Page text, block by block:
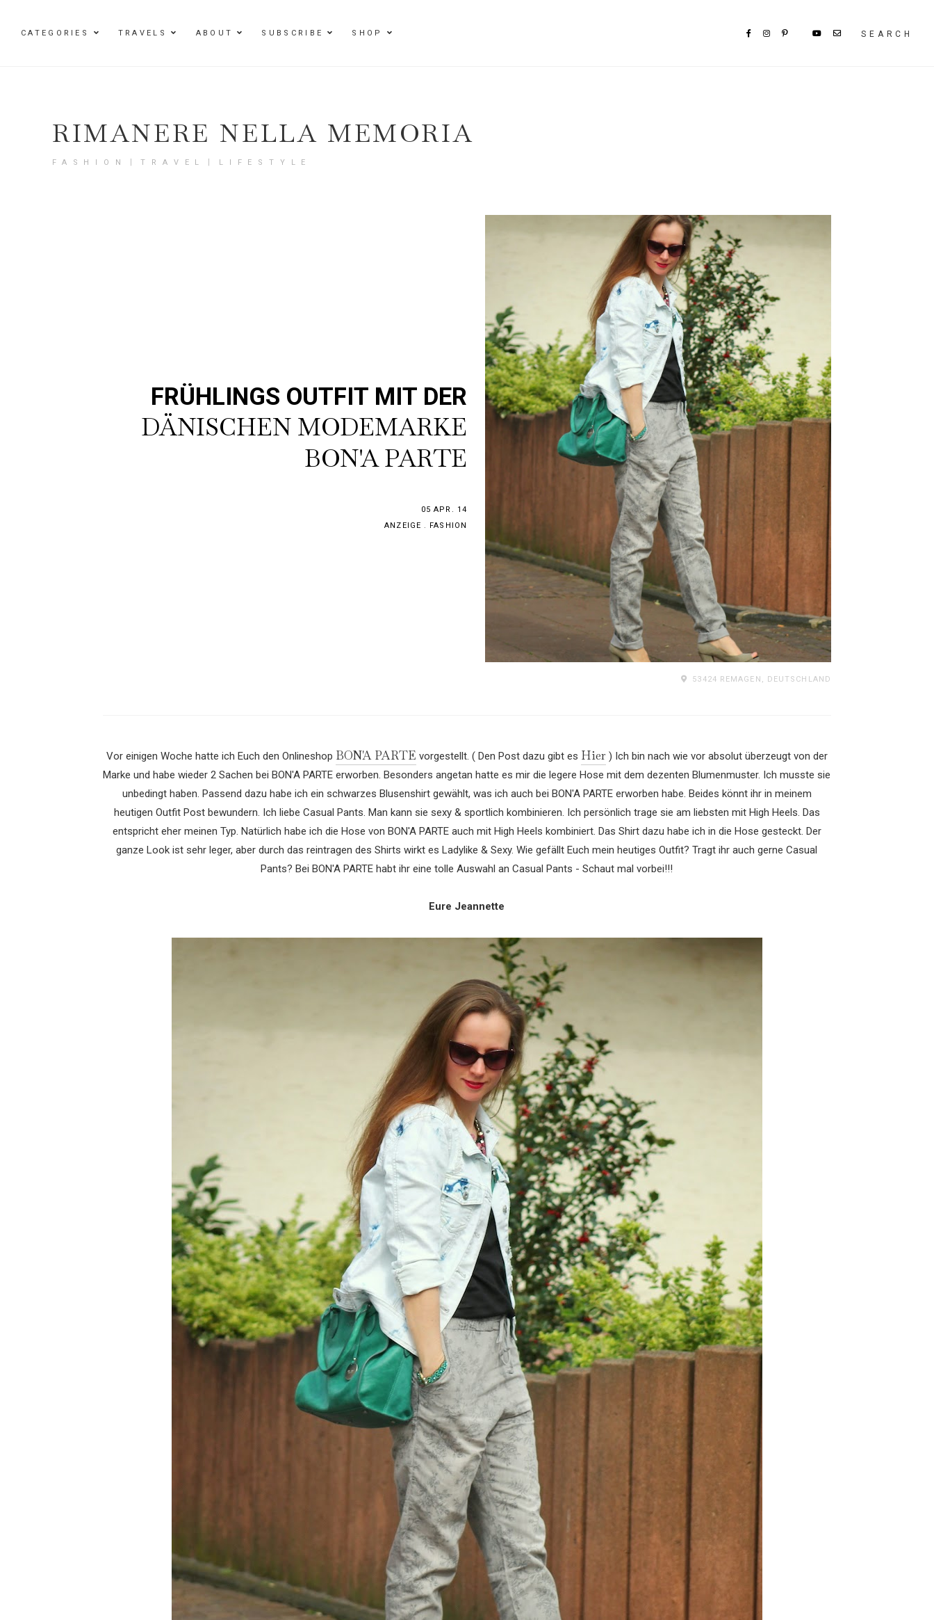
CATEGORIES TRAVELS ABOUT SUBSCRIBE SHOP SEARCH
RIMANERE NELLA MEMORIA
FASHION〡TRAVEL〡LIFESTYLE
FRÜHLINGS OUTFIT MIT DER
DÄNISCHEN MODEMARKE
BON'A PARTE
05 APR. 14
ANZEIGE . FASHION
53424 REMAGEN, DEUTSCHLAND
Vor einigen Woche hatte ich Euch den Onlineshop BON'A PARTE vorgestellt. ( Den Post dazu gibt es Hier ) Ich bin nach wie vor absolut überzeugt von der
Marke und habe wieder 2 Sachen bei BON'A PARTE erworben. Besonders angetan hatte es mir die legere Hose mit dem dezenten Blumenmuster. Ich musste sie
unbedingt haben. Passend dazu habe ich ein schwarzes Blusenshirt gewählt, was ich auch bei BON'A PARTE erworben habe. Beides könnt ihr in meinem
heutigen Outfit Post bewundern. Ich liebe Casual Pants. Man kann sie sexy & sportlich kombinieren. Ich persönlich trage sie am liebsten mit High Heels. Das
entspricht eher meinen Typ. Natürlich habe ich die Hose von BON'A PARTE auch mit High Heels kombiniert. Das Shirt dazu habe ich in die Hose gesteckt. Der
ganze Look ist sehr leger, aber durch das reintragen des Shirts wirkt es Ladylike & Sexy. Wie gefällt Euch mein heutiges Outfit? Tragt ihr auch gerne Casual
Pants? Bei BON'A PARTE habt ihr eine tolle Auswahl an Casual Pants - Schaut mal vorbei!!!
Eure Jeannette